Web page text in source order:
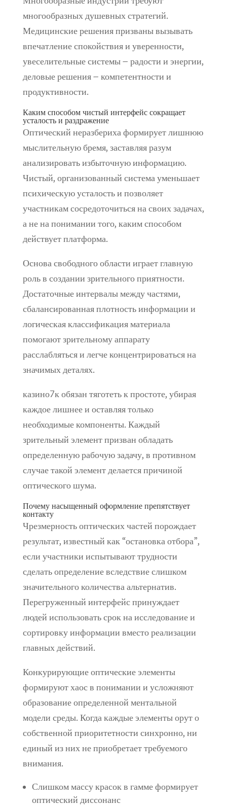
многообразных душевных стратегий.
Медицинские решения призваны вызывать
впечатление спокойствия и уверенности,
увеселительные системы – радости и энергии,
деловые решения – компетентности и
продуктивности.
Каким способом чистый интерфейс сокращает
усталость и раздражение
Оптический неразбериха формирует лишнюю
мыслительную бремя, заставляя разум
анализировать избыточную информацию.
Чистый, организованный система уменьшает
психическую усталость и позволяет
участникам сосредоточиться на своих задачах,
а не на понимании того, каким способом
действует платформа.
Основа свободного области играет главную
роль в создании зрительного приятности.
Достаточные интервалы между частями,
сбалансированная плотность информации и
логическая классификация материала
помогают зрительному аппарату
расслабляться и легче концентрироваться на
значимых деталях.
казино7к обязан тяготеть к простоте, убирая
каждое лишнее и оставляя только
необходимые компоненты. Каждый
зрительный элемент призван обладать
определенную рабочую задачу, в противном
случае такой элемент делается причиной
оптического шума.
Почему насыщенный оформление препятствует
контакту
Чрезмерность оптических частей порождает
результат, известный как “остановка отбора”,
если участники испытывают трудности
сделать определение вследствие слишком
значительного количества альтернатив.
Перегруженный интерфейс принуждает
людей использовать срок на исследование и
сортировку информации вместо реализации
главных действий.
Конкурирующие оптические элементы
формируют хаос в понимании и усложняют
образование определенной ментальной
модели среды. Когда каждые элементы орут о
собственной приоритетности синхронно, ни
единый из них не приобретает требуемого
внимания.
Слишком массу красок в гамме формирует
оптический диссонанс